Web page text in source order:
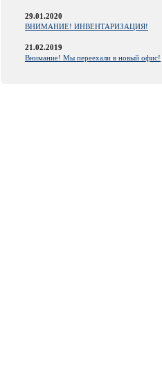
29.01.2020
ВНИМАНИЕ! ИНВЕНТАРИЗАЦИЯ!
21.02.2019
Внимание! Мы переехали в новый офис!